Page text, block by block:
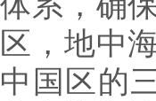
区，地中
中国区的